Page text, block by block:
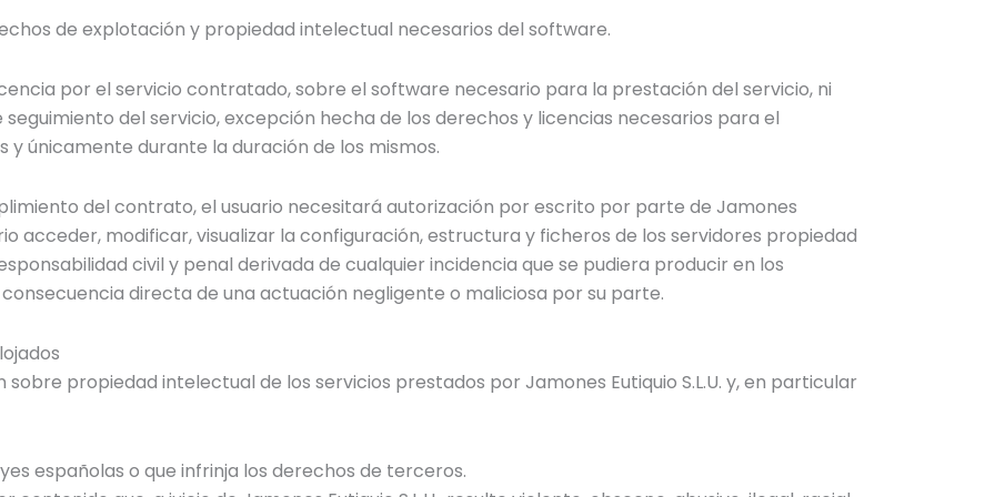
de explotación y propiedad intelectual necesarios del software.
por el servicio contratado, sobre el software necesario para la prestación del servicio, ni
del servicio, excepción hecha de los derechos y licencias necesarios para el
únicamente durante la duración de los mismos.
del contrato, el usuario necesitará autorización por escrito por parte de Jamones
acceder, modificar, visualizar la configuración, estructura y ficheros de los servidores propiedad
civil y penal derivada de cualquier incidencia que se pudiera producir en los
directa de una actuación negligente o maliciosa por su parte.
propiedad intelectual de los servicios prestados por Jamones Eutiquio S.L.U. y, en particular
españolas o que infrinja los derechos de terceros.